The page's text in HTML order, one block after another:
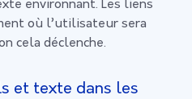
environnant. Les liens
où l’utilisateur sera
cela déclenche.
et texte dans les